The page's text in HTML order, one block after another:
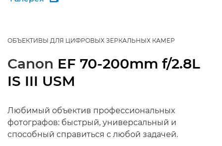
ОБЪЕКТИВЫ ДЛЯ ЦИФРОВЫХ ЗЕРКАЛЬНЫХ КАМЕР
Canon EF 70-200mm f/2.8L
IS III USM
Любимый объектив профессиональных
фотографов: быстрый, универсальный и
способный справиться с любой задачей.